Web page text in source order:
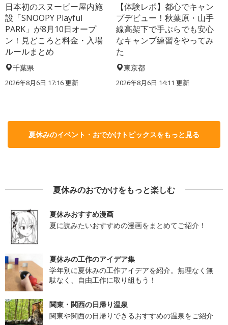
日本初のスヌーピー屋内施
設「SNOOPY Playful
PARK」が8月10日オープ
ン！見どころと料金・入場
ルールまとめ
千葉県
2026年8月6日 17:16更新
【体験レポ】都心でキャン
プデビュー！秋葉原・山手
線高架下で手ぶらでも安心
なキャンプ練習をやってみ
た
東京都
2026年8月6日 14:11 更新
夏休みのイベント・おでかけトピックスをもっと見る
夏休みのおでかけをもっと楽しむ
夏休みおすすめ漫画
夏に読みたいおすすめの漫画をまとめてご紹介！
夏休みの工作のアイデア集
学年別に夏休みの工作アイデアを紹介。無理なく無
駄なく、自由工作に取り組もう！
関東・関西の日帰り温泉
関東や関西の日帰りできるおすすめの温泉をご紹介